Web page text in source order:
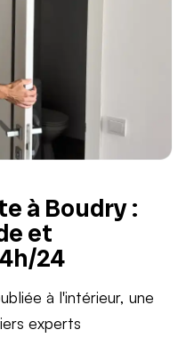
à Boudry :
et
24
à l'intérieur, une
experts